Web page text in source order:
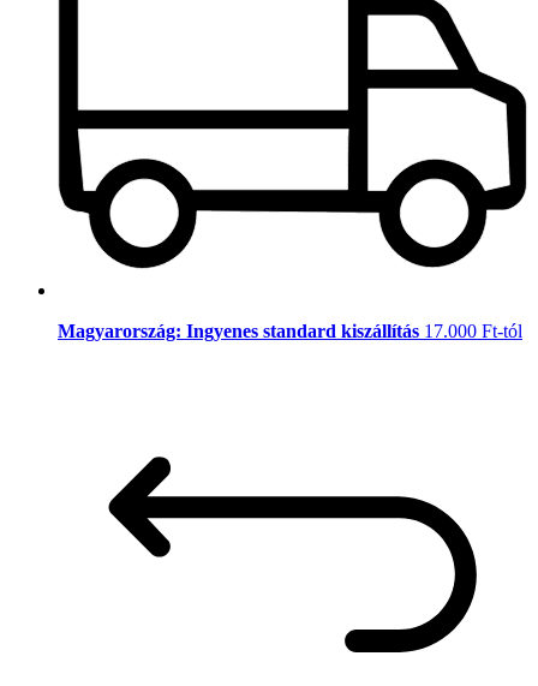
Magyarország: Ingyenes standard kiszállítás 17.000 Ft-tól